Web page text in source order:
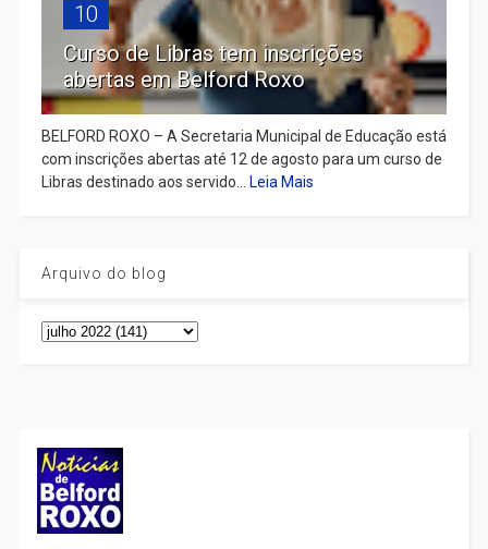
10
Curso de Libras tem inscrições
abertas em Belford Roxo
BELFORD ROXO – A Secretaria Municipal de Educação está
com inscrições abertas até 12 de agosto para um curso de
Libras destinado aos servido...
Leia Mais
Arquivo do blog